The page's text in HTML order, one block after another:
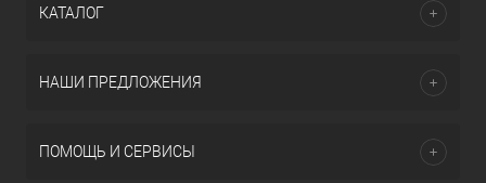
КАТАЛОГ
НАШИ ПРЕДЛОЖЕНИЯ
ПОМОЩЬ И СЕРВИСЫ